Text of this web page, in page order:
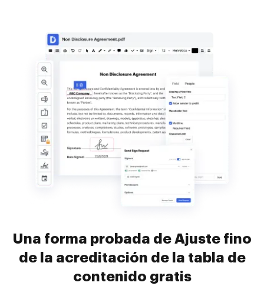
Una forma probada de Ajuste fino
de la acreditación de la tabla de
contenido gratis